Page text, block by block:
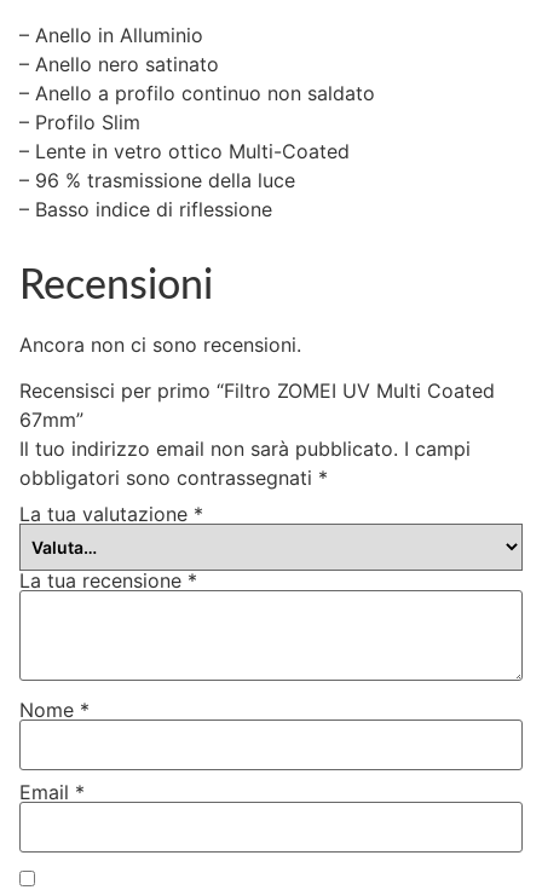
– Anello in Alluminio
– Anello nero satinato
– Anello a profilo continuo non saldato
– Profilo Slim
– Lente in vetro ottico Multi-Coated
– 96 % trasmissione della luce
– Basso indice di riflessione
Recensioni
Ancora non ci sono recensioni.
Recensisci per primo “Filtro ZOMEI UV Multi Coated
67mm”
Il tuo indirizzo email non sarà pubblicato. I campi
obbligatori sono contrassegnati *
La tua valutazione *
La tua recensione *
Nome *
Email *